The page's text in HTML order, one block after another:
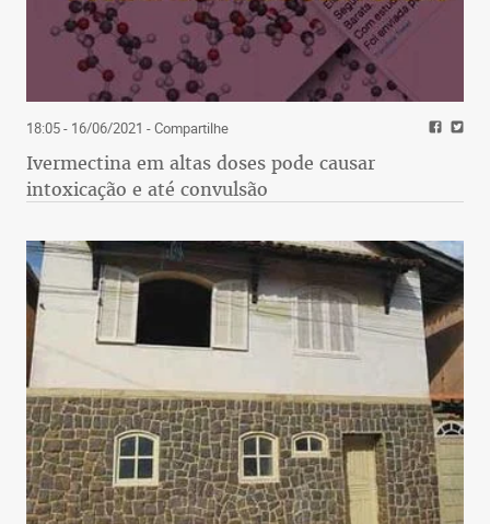
18:05 - 16/06/2021 - Compartilhe
Ivermectina em altas doses pode causar
intoxicação e até convulsão